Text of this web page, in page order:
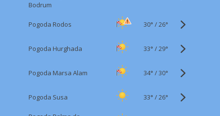
Bodrum
Pogoda Rodos 30° /26°
Pogoda Hurghada 33° /29°
Pogoda Marsa Alam 34° /30°
Pogoda Susa 33° /26°